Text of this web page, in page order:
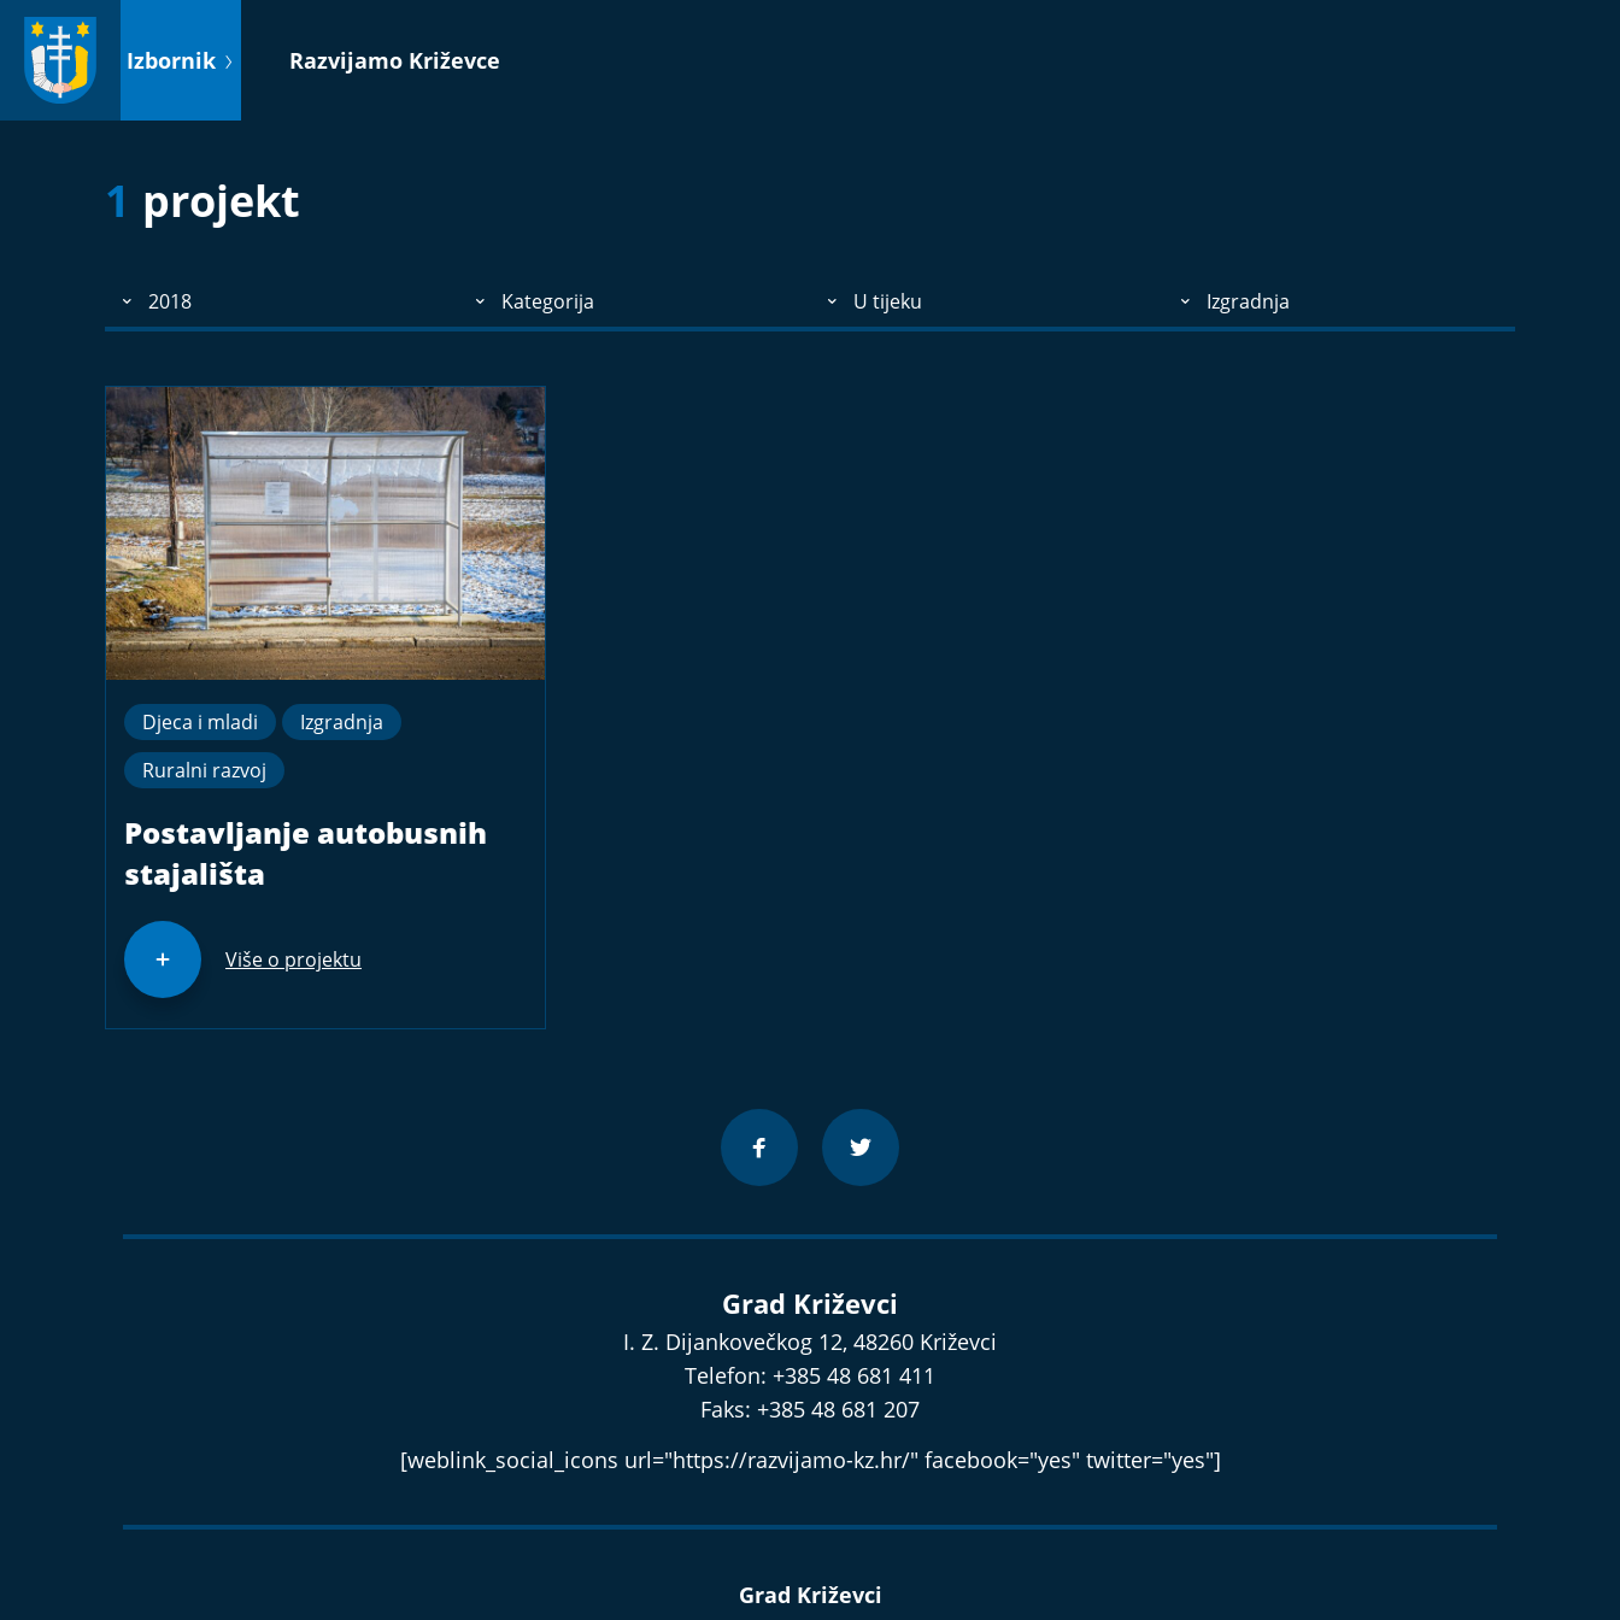
sadržaj
Izbornik Razvijamo Križevce
1 projekt
2018 Kategorija U tijeku Izgradnja
Djeca i mladi
Izgradnja
Ruralni razvoj
Postavljanje autobusnih
stajališta
Više o projektu
Grad Križevci
I. Z. Dijankovečkog 12, 48260 Križevci
Telefon: +385 48 681 411
Faks: +385 48 681 207
[weblink_social_icons url="https://razvijamo-kz.hr/" facebook="yes" twitter="yes"]
Grad Križevci